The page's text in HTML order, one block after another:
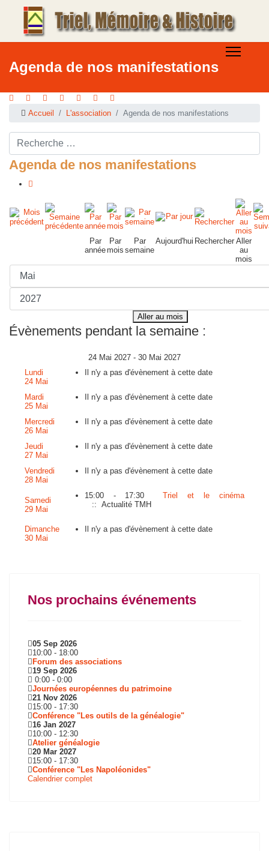
Agenda de nos manifestations
Accueil L'association Agenda de nos manifestations
Rechercher ...
Agenda de nos manifestations
Par
année
Par
mois
Par
semaine
Aujourd'hui Rechercher Aller
au
mois
Aller au mois
Évènements pendant la semaine :
24 Mai 2027 - 30 Mai 2027
Lundi
24 Mai
Il n'y a pas d'évènement à cette date
Mardi
25 Mai
Il n'y a pas d'évènement à cette date
Mercredi
26 Mai
Il n'y a pas d'évènement à cette date
Jeudi
27 Mai
Il n'y a pas d'évènement à cette date
Vendredi
28 Mai
Il n'y a pas d'évènement à cette date
Samedi
29 Mai
15:00 - 17:30 Triel et le cinéma
:: Actualité TMH
Dimanche
30 Mai
Il n'y a pas d'évènement à cette date
Nos prochains événements
05 Sep 2026
10:00 - 18:00
Forum des associations
19 Sep 2026
0:00 - 0:00
Journées européennes du patrimoine
21 Nov 2026
15:00 - 17:30
Conférence "Les outils de la généalogie"
16 Jan 2027
10:00 - 12:30
Atelier généalogie
20 Mar 2027
15:00 - 17:30
Conférence "Les Napoléonides"
Calendrier complet